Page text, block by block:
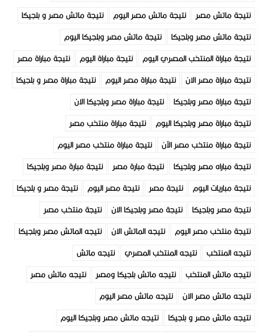
نتيجة ماتش مصر
نتيجة ماتش مصر اليوم
نتيجة ماتش مصر و بلجيكا
نتيجة ماتش مصر وبلجيكا
نتيجة ماتش مصر وبلجيكا اليوم
نتيجة مباراة المنتخب المصري اليوم
نتيجة مباراة اليوم
نتيجة مباراة مصر
نتيجة مباراة مصر الان
نتيجة مباراة مصر اليوم
نتيجة مباراة مصر و بلجيكا
نتيجة مباراة مصر وبلجيكا
نتيجة مباراة مصر وبلجيكا الان
نتيجة مباراة مصر وبلجيكا اليوم
نتيجة مباراة منتخب مصر
نتيجة مباراة منتخب مصر الآن
نتيجة مباراة منتخب مصر اليوم
نتيجة مباراه مصر وبلجيكا
نتيجة مبارة مصر
نتيجة مبارة مصر وبلجيكا
نتيجة مباريات اليوم
نتيجة مصر نتيجة مصر اليوم
نتيجة مصر و بلجيكا
نتيجة مصر وبلجيكا
نتيجة مصر وبلجيكا الان
نتيجة منتخب مصر
نتيجة منتخب مصر اليوم
نتيجه الماتش الان
نتيجه الماتش مصر وبلجيكا
نتيجه المنتخب
نتيجه المنتخب المصري
نتيجه ماتش
نتيجه ماتش المنتخب
نتيجه ماتش بلجيكا ومصر
نتيجه ماتش مصر
نتيجه ماتش مصر الان
نتيجه ماتش مصر اليوم
نتيجه ماتش مصر و بلجيكا
نتيجه ماتش مصر وبلجيكا اليوم